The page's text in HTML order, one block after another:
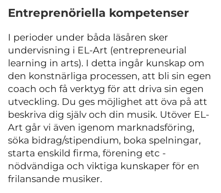
Entreprenöriella kompetenser
I perioder under båda läsåren sker
undervisning i EL-Art (entrepreneurial
learning in arts). I detta ingår kunskap om
den konstnärliga processen, att bli sin egen
coach och få verktyg för att driva sin egen
utveckling. Du ges möjlighet att öva på att
beskriva dig själv och din musik. Utöver EL-
Art går vi även igenom marknadsföring,
söka bidrag/stipendium, boka spelningar,
starta enskild firma, förening etc -
nödvändiga och viktiga kunskaper för en
frilansande musiker.